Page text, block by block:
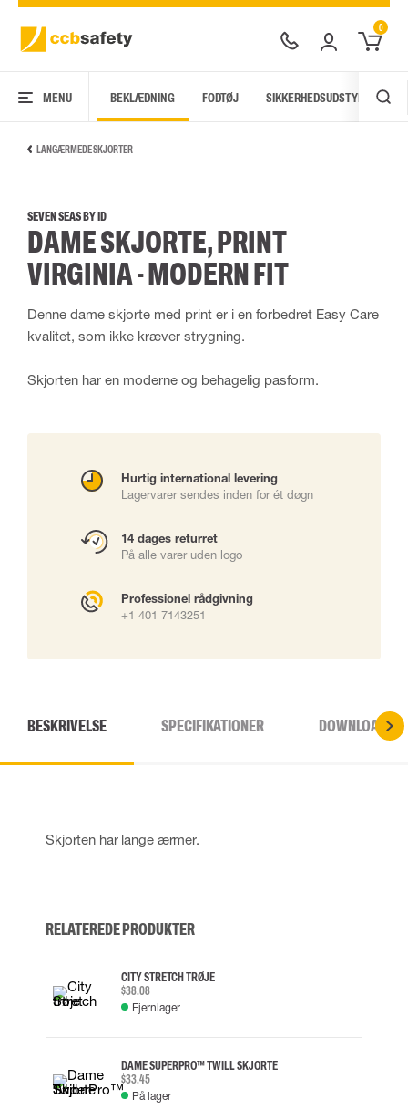
0
MENU BEKLÆDNING FODTØJ SIKKERHEDSUDSTYR
LANGÆRMEDE SKJORTER
SEVEN SEAS BY ID
DAME SKJORTE, PRINT
VIRGINIA - MODERN FIT
Denne dame skjorte med print er i en forbedret Easy Care
kvalitet, som ikke kræver strygning.
Skjorten har en moderne og behagelig pasform.
Hurtig international levering
Lagervarer sendes inden for ét døgn
14 dages returret
På alle varer uden logo
Professionel rådgivning
+1 401 7143251
BESKRIVELSE SPECIFIKATIONER DOWNLOADS
Skjorten har lange ærmer.
RELATEREDE PRODUKTER
CITY STRETCH TRØJE
$38.08
Fjernlager
DAME SUPERPRO™ TWILL SKJORTE
$33.45
På lager